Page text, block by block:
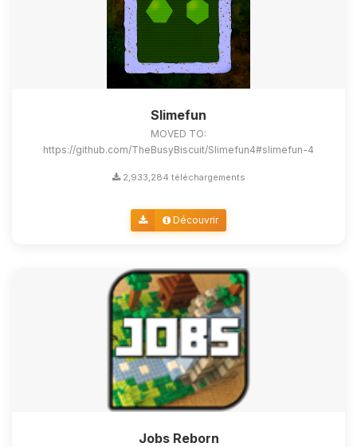
Slimefun
MOVED TO:
https://github.com/TheBusyBiscuit/Slimefun4#slimefun-4
2,933,284 téléchargements
Découvrir
Jobs Reborn